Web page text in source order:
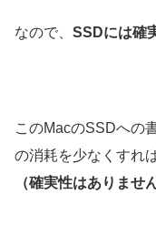
なので、 SSDには確
このMacのSSDへの
の消耗を少なくすれ
（確実性はありませ